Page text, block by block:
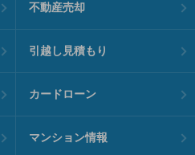
不動産売却
引越し見積もり
カードローン
マンション情報